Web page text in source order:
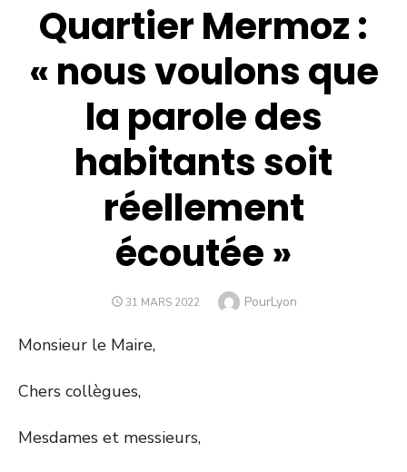
Quartier Mermoz :
« nous voulons que
la parole des
habitants soit
réellement
écoutée »
POSTED
31 MARS 2022 Author
PourLyon
Monsieur le Maire,
Chers collègues,
Mesdames et messieurs,